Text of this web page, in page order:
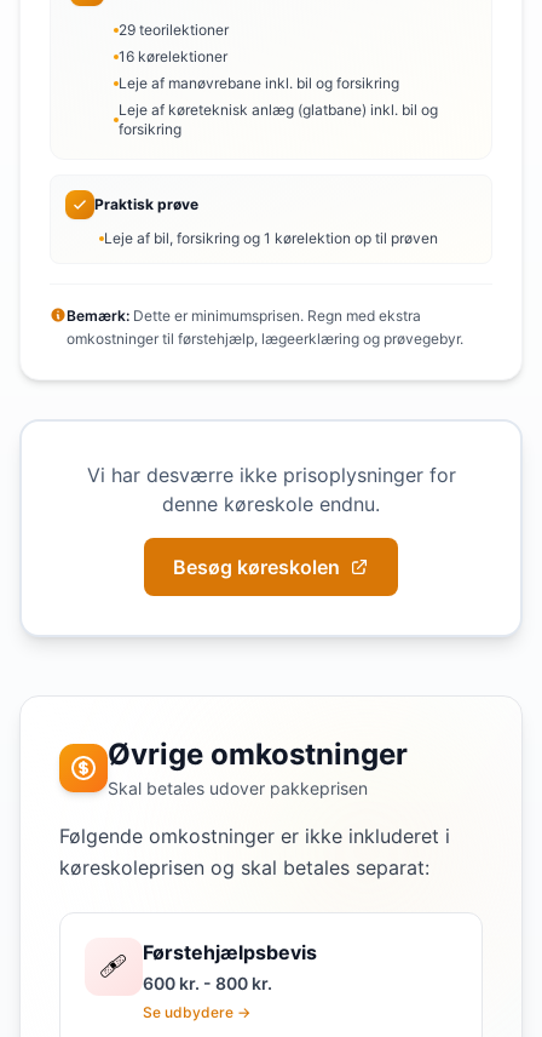
29 teorilektioner
16 kørelektioner
Leje af manøvrebane inkl. bil og forsikring
Leje af køreteknisk anlæg (glatbane) inkl. bil og
forsikring
Praktisk prøve
Leje af bil, forsikring og 1 kørelektion op til prøven
Bemærk: Dette er minimumsprisen. Regn med ekstra
omkostninger til førstehjælp, lægeerklæring og prøvegebyr.
Vi har desværre ikke prisoplysninger for
denne køreskole endnu.
Besøg køreskolen
Øvrige omkostninger
Skal betales udover pakkeprisen
Følgende omkostninger er ikke inkluderet i
køreskoleprisen og skal betales separat:
🩹 Førstehjælpsbevis
600 kr. - 800 kr.
Se udbydere →